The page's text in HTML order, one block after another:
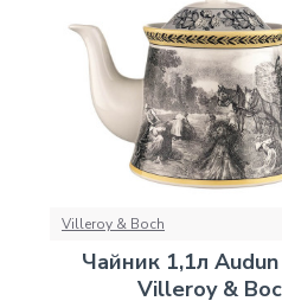
Villeroy & Boch
Чайник 1,1л
Villeroy &